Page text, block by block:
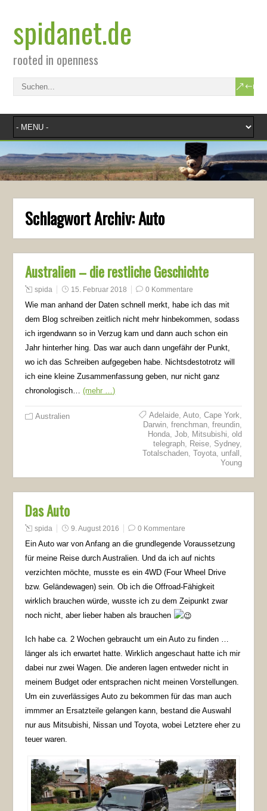
spidanet.de
rooted in openness
Schlagwort Archiv:Auto
Australien – die restliche Geschichte
spida 15. Februar 2018 0 Kommentare
Wie man anhand der Daten schnell merkt, habe ich das mit
dem Blog schreiben zeitlich nicht mehr hinbekommen, sodass
ich irgendwann so in Verzug kam und dann auch schon ein
Jahr hinterher hing. Das war auch dann ungefähr der Punkt,
wo ich das Schreiben aufgegeben habe. Nichtsdestotrotz will
ich eine kleine Zusammenfassung geben, nur nicht ganz
chronologisch…(mehr …)
Australien Adelaide, Auto, Cape York
Darwin, frenchman, freundin,
Honda, Job, Mitsubishi old
telegraph, Reise, Sydney,
Totalschaden, Toyota, unfall
Young
Das Auto
spida 9. August 2016 0 Kommentare
Ein Auto war von Anfang an die grundlegende Voraussetzung
für meine Reise durch Australien. Und da ich auf nichts
verzichten möchte, musste es ein 4WD (Four Wheel Drive
bzw. Geländewagen) sein. Ob ich die Offroad-Fähigkeit
wirklich brauchen würde, wusste ich zu dem Zeipunkt zwar
noch nicht, aber lieber haben als brauchen
Ich habe ca. 2 Wochen gebraucht um ein Auto zu finden …
länger als ich erwartet hatte. Wirklich angeschaut hatte ich mir
dabei nur zwei Wagen. Die anderen lagen entweder nicht in
meinem Budget oder entsprachen nicht meinen Vorstellungen.
Um ein zuverlässiges Auto zu bekommen für das man auch
immmer an Ersatzteile gelangen kann, bestand die Auswahl
nur aus Mitsubishi, Nissan und Toyota, wobei Letztere eher zu
teuer waren.